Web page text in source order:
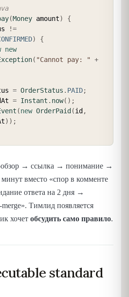
(Money amount)
{
!=
)
{
new
( "Cannot pay: " +
= OrderStatus . PAID;
= Instant . now( ) ;
(new OrderPaid (id ,
) ) ;
→ ссылка → понимание →
вместо «спор в комменте
ответа на 2 дня →
Тимлид появляется
хочет обсудить само правило.
standard